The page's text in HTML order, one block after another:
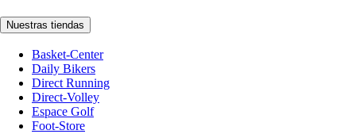
Nuestras tiendas
Basket-Center
Daily Bikers
Direct Running
Direct-Volley
Espace Golf
Foot-Store